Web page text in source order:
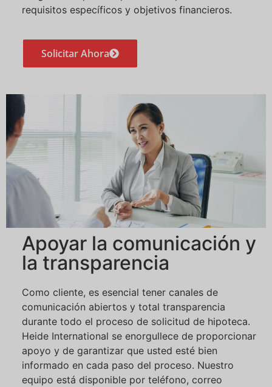
requisitos específicos y objetivos financieros.
Solicitar Ahora
Apoyar la comunicación y
la transparencia
Como cliente, es esencial tener canales de
comunicación abiertos y total transparencia
durante todo el proceso de solicitud de hipoteca.
Heide International se enorgullece de proporcionar
apoyo y de garantizar que usted esté bien
informado en cada paso del proceso. Nuestro
equipo está disponible por teléfono, correo